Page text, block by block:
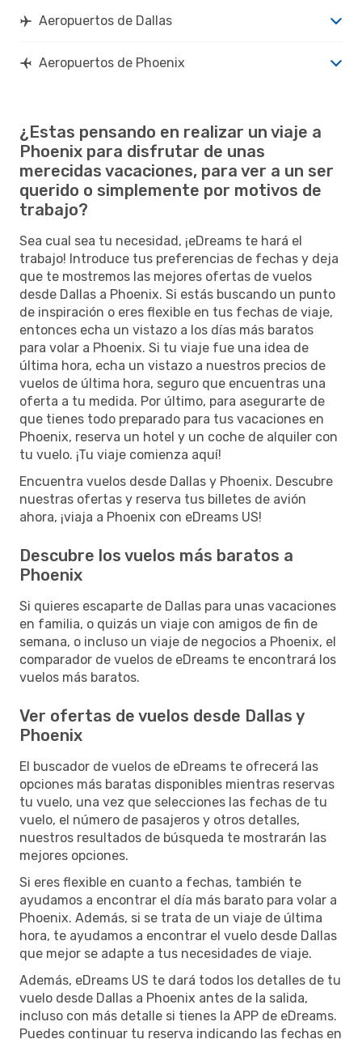
Aeropuertos de Dallas
Aeropuertos de Phoenix
¿Estas pensando en realizar un viaje a
Phoenix para disfrutar de unas
merecidas vacaciones, para ver a un ser
querido o simplemente por motivos de
trabajo?
Sea cual sea tu necesidad, ¡eDreams te hará el
trabajo! Introduce tus preferencias de fechas y deja
que te mostremos las mejores ofertas de vuelos
desde Dallas a Phoenix. Si estás buscando un punto
de inspiración o eres flexible en tus fechas de viaje,
entonces echa un vistazo a los días más baratos
para volar a Phoenix. Si tu viaje fue una idea de
última hora, echa un vistazo a nuestros precios de
vuelos de última hora, seguro que encuentras una
oferta a tu medida. Por último, para asegurarte de
que tienes todo preparado para tus vacaciones en
Phoenix, reserva un hotel y un coche de alquiler con
tu vuelo. ¡Tu viaje comienza aquí!
Encuentra vuelos desde Dallas y Phoenix. Descubre
nuestras ofertas y reserva tus billetes de avión
ahora, ¡viaja a Phoenix con eDreams US!
Descubre los vuelos más baratos a
Phoenix
Si quieres escaparte de Dallas para unas vacaciones
en familia, o quizás un viaje con amigos de fin de
semana, o incluso un viaje de negocios a Phoenix, el
comparador de vuelos de eDreams te encontrará los
vuelos más baratos.
Ver ofertas de vuelos desde Dallas y
Phoenix
El buscador de vuelos de eDreams te ofrecerá las
opciones más baratas disponibles mientras reservas
tu vuelo, una vez que selecciones las fechas de tu
vuelo, el número de pasajeros y otros detalles,
nuestros resultados de búsqueda te mostrarán las
mejores opciones.
Si eres flexible en cuanto a fechas, también te
ayudamos a encontrar el día más barato para volar a
Phoenix. Además, si se trata de un viaje de última
hora, te ayudamos a encontrar el vuelo desde Dallas
que mejor se adapte a tus necesidades de viaje.
Además, eDreams US te dará todos los detalles de tu
vuelo desde Dallas a Phoenix antes de la salida,
incluso con más detalle si tienes la APP de eDreams.
Puedes continuar tu reserva indicando las fechas en